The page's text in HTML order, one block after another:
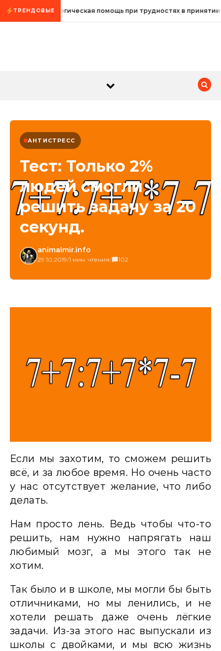
Промотать к содержимому
ТРЕНДОВЫЕ
Психологическая помощь при трудностях в
АНТИСТРЕСС
Тест: Только 2%
людей смогли
решить задачу за 20
секунд.
animalmir.info
29.10.2019/1 мин. чтения/ 102
Если мы захотим, то сможем решить
всё, и за любое время. Но очень часто
у нас отсутствует желание, что либо
делать.
Нам просто лень. Ведь чтобы что-то
решить, нам нужно напрягать наш
любимый мозг, а мы этого так не
хотим.
Так было и в школе, мы могли бы быть
отличниками, но мы ленились, и не
хотели решать даже очень лёгкие
задачи. Из-за этого нас выпускали из
школы с двойками, и мы всю жизнь